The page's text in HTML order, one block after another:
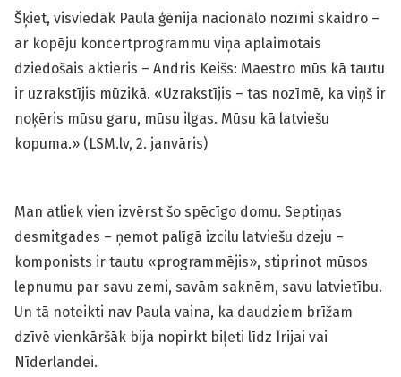
Šķiet, visviedāk Paula ģēnija nacionālo nozīmi skaidro –
ar kopēju koncertprogrammu viņa aplaimotais
dziedošais aktieris – Andris Keišs: Maestro mūs kā tautu
ir uzrakstījis mūzikā. «Uzrakstījis – tas nozīmē, ka viņš ir
noķēris mūsu garu, mūsu ilgas. Mūsu kā latviešu
kopuma.» (LSM.lv, 2. janvāris)
Man atliek vien izvērst šo spēcīgo domu. Septiņas
desmitgades – ņemot palīgā izcilu latviešu dzeju –
komponists ir tautu «programmējis», stiprinot mūsos
lepnumu par savu zemi, savām saknēm, savu latvietību.
Un tā noteikti nav Paula vaina, ka daudziem brīžam
dzīvē vienkāršāk bija nopirkt biļeti līdz Īrijai vai
Nīderlandei.